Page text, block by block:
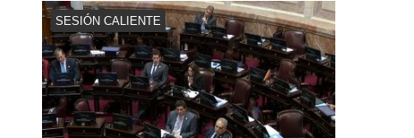
SESIÓN CALIENTE